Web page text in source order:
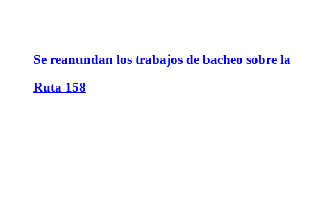
Se reanundan los trabajos de bacheo sobre la
Ruta 158